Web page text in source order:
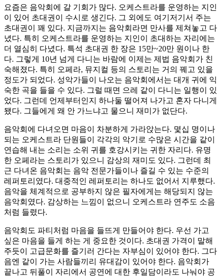
요즘은 음악회에 갈 기회가 많다. 오케스트라를 운영하는 지인
이 있어 초대권이 수시로 생긴다. 그 외에도 여기저기서 주는
초대권이 꽤 있다. 지금까지는 음악회라면 만사를 제쳐놓고 다
녔다. 특히 오케스트라를 운영하는 지인이 초대하는 자리에는
더 열심히 다녔다. 특석 초대권 한 장은 15만~20만 원이나 한
다. 그렇게 10년 넘게 다니는 바람에 이제는 제법 음악회가 친
숙해졌다. 특히 오페라, 뮤지컬 등의 스토리는 거의 꿰고 있을
정도가 되었다. 성악가들이 나오는 음악회에서는 대개 귀에 익
숙한 곡을 들을 수 있다. 그럴 때면 으레 같이 다니는 일행이 있
었다. 그런데 언제부터인지 하나둘 떨어져 나가고 혼자 다니게
됐다. 그들에게 왜 안 가느냐고 물으니 재미가 없단다.
음악회에 다녀오면 마음이 차분하게 가라앉는다. 몇십 명이나
되는 오케스트라 단원들이 각각의 악기로 수많은 시간을 같이
연습해 내는 소리는 소위 귀를 호강시키는 귀한 자리다. 유명
한 오페라는 스토리가 있으니 감상의 재미도 있다. 그런데 최
근 다녀온 음악회는 음악 전문가들이나 즐길 수 있는 수준의
레퍼토리였다. 대중적인 레퍼토리는 하나도 없어서 지루했다.
음악을 체계적으로 공부하지 않은 필자에게는 해당되지 않는
음악회였다. 감상하는 느낌이 없으니 오케스트라 연주도 소음
처럼 들렸다.
음악회도 파티처럼 마음을 들뜨게 만들어야 한다. 우선 가고
싶은 마음을 들게 하는 게 중요한 것이다. 초대권 가격이 말해
주듯이 고급문화를 즐기러 간다는 자부심이 있어야 한다. 그다
음엔 같이 가는 사람들끼리 유대감이 있어야 한다. 음악회가
끝나고 뒤풀이 자리에서 공연에 대한 후일담이라도 나눠야 공